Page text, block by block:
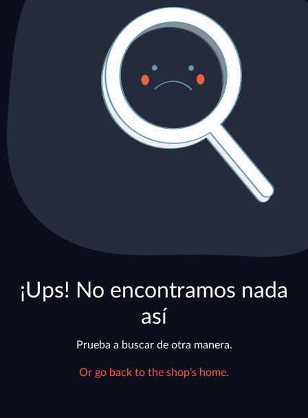
¡Ups! No encontramos nada
así
Prueba a buscar de otra manera.
Or go back to the shop's home.